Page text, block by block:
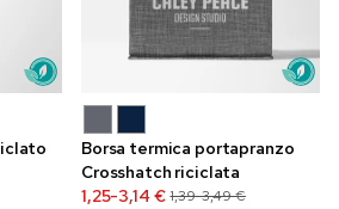
Borsa termica portapranzo
Crosshatch riciclata
1,25-3,14 € 1,39-3,49 €